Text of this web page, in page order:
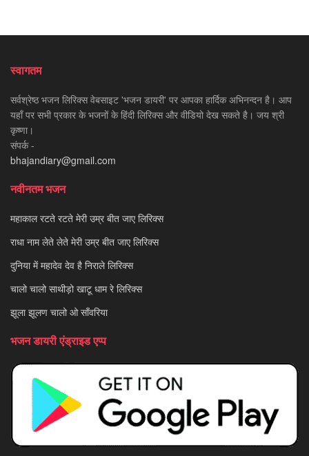
स्वागतम
सर्वश्रेष्ठ भजन लिरिक्स वेबसाइट 'भजन डायरी' पर आपका हार्दिक अभिनन्दन है। आप
यहाँ पर सभी प्रकार के भजनों के हिंदी लिरिक्स और वीडियो देख सकते है। जय श्री
कृष्णा।
संपर्क -
bhajandiary@gmail.com
नवीनतम भजन
महाकाल रटते रटते मेरी उम्र बीत जाए लिरिक्स
राधा नाम लेते लेते मेरी उम्र बीत जाए लिरिक्स
दुनिया में महादेव देव है निराले लिरिक्स
चालो चालो साथीड़ो खाटू धाम रे लिरिक्स
झूला झूलण चालो ओ साँवरिया
भजन डायरी एंड्राइड एप्प